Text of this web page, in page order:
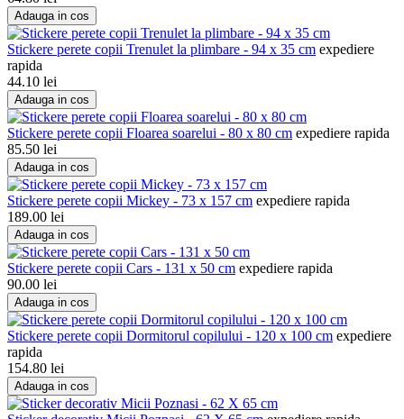
Adauga in cos
Stickere perete copii Trenulet la plimbare - 94 x 35 cm expediere
rapida
44.10 lei
Adauga in cos
Stickere perete copii Floarea soarelui - 80 x 80 cm expediere rapida
85.50 lei
Adauga in cos
Stickere perete copii Mickey - 73 x 157 cm expediere rapida
189.00 lei
Adauga in cos
Stickere perete copii Cars - 131 x 50 cm expediere rapida
90.00 lei
Adauga in cos
Stickere perete copii Dormitorul copilului - 120 x 100 cm expediere
rapida
154.80 lei
Adauga in cos